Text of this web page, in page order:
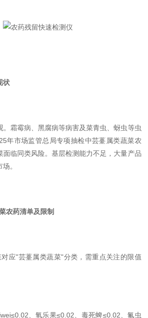
状
。霜霉病、黑腐病等病害及菜青虫、蚜虫等虫
年市场监管总局专项抽检中芸薹属类蔬菜农
面临同类风险。基层检测能力不足，大量产品
。
农药清单及限制
应"芸薹属类蔬菜"分类，需重点关注的限值
、氧乐果≤0.02、毒死蜱≤0.02、氟虫